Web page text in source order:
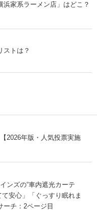
家系ラーメン店」はどこ？
ストは？
2026年版・人気投票実施
ンズの“車内遮光カーテ
安心」「ぐっすり眠れま
ーチ：2ページ目